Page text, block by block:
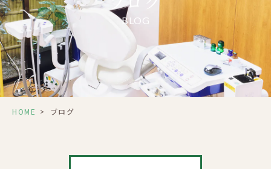
BLOG
HOME > ブログ